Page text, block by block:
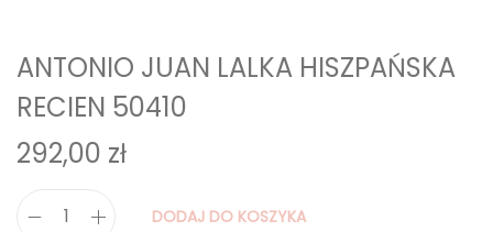
ANTONIO JUAN LALKA HISZPAŃSKA
RECIEN 50410
292,00 zł
DODAJ DO KOSZYKA